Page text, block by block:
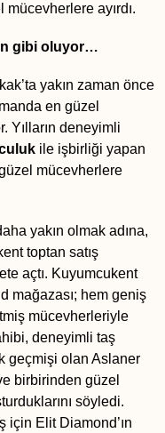
ayırdı.
gibi oluyor…
yakın zaman önce
en güzel
Yılların deneyimli
ile işbirliği yapan
mücevherlere
yakın olmak adına,
toptan satış
açtı. Kuyumcukent
mağazası; hem geniş
mücevherleriyle
deneyimli taş
geçmişi olan Aslaner
birbirinden güzel
söyledi.
için Elit Diamond’ın